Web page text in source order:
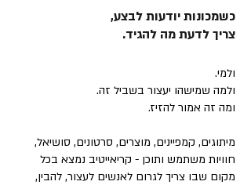
כשמכונות יודעות לבצע,
צריך לדעת מה להגיד.
ולמי.
ולמה שמישהו יעצור בשביל זה.
ומה זה אמור להזיז.
מיתוגים, קמפיינים, מוצרים, סרטונים, סושיאל,
חוויות משתמש ותוכן - קריאייטיב נמצא בכל
מקום שבו צריך לגרום לאנשים לעצור, להבין,